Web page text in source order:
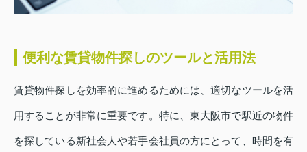
便利な賃貸物件探しのツールと活用法
賃貸物件探しを効率的に進めるためには、適切なツールを活
用することが非常に重要です。特に、東大阪市で駅近の物件
を探している新社会人や若手会社員の方にとって、時間を有